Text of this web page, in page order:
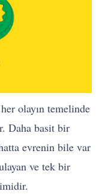
olayın temelinde
Daha basit bir
evrenin bile var
ve tek bir